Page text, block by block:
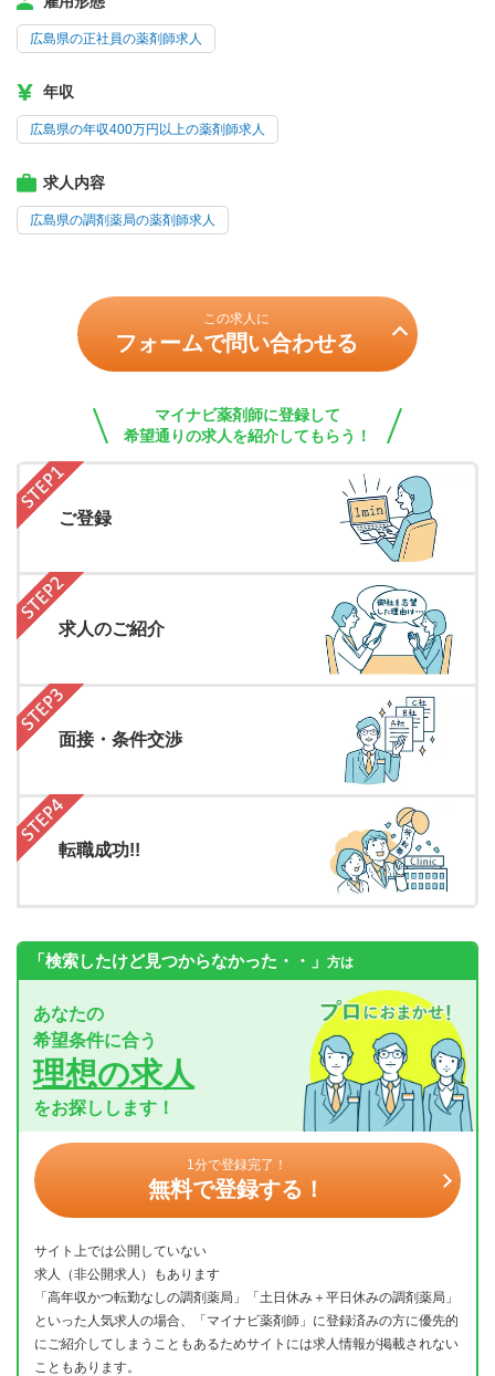
広島県の正社員の薬剤師求人
年収
広島県の年収400万円以上の薬剤師求人
求人内容
広島県の調剤薬局の薬剤師求人
この求人に
フォームで問い合わせる
マイナビ薬剤師に登録して
希望通りの求人を紹介してもらう！
ご登録
求人のご紹介
面接・条件交渉
転職成功!!
「検索したけど見つからなかった・・」 方は
あなたの
希望条件に合う
理想の求人
をお探しします！
1分で登録完了！
無料で登録する！
サイト上では公開していない
求人（非公開求人）もあります
「高年収かつ転勤なしの調剤薬局」「土日休み＋平日休みの調剤薬局」
といった人気求人の場合、「マイナビ薬剤師」に登録済みの方に優先的
にご紹介してしまうこともあるためサイトには求人情報が掲載されない
こともあります。